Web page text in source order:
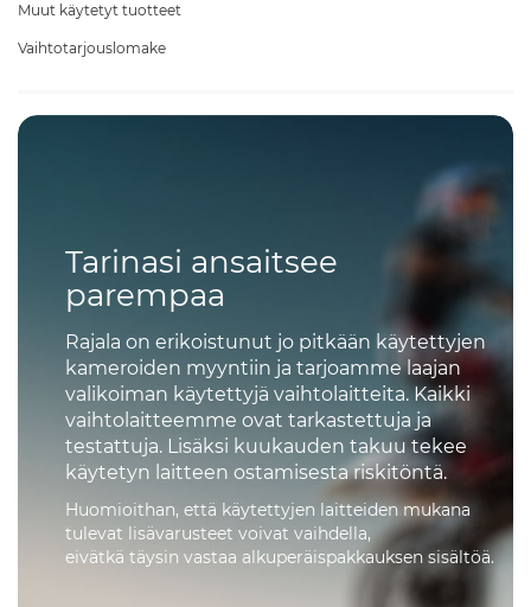
Tarinasi ansaitsee
parempaa
Rajala on erikoistunut jo pitkään käytettyjen
kameroiden myyntiin ja tarjoamme laajan
valikoiman käytettyjä vaihtolaitteita. Kaikki
vaihtolaitteemme ovat tarkastettuja ja
testattuja. Lisäksi kuukauden takuu tekee
käytetyn laitteen ostamisesta riskitöntä.
Huomioithan, että käytettyjen laitteiden mukana
tulevat lisävarusteet voivat vaihdella,
eivätkä täysin vastaa alkuperäispakkauksen sisältöä.
Muut käytetyt tuotteet
Vaihtotarjouslomake